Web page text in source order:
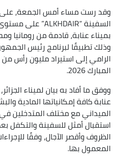
وقد رست مساء أمس الجمعة، على
بميناء عنابة، قادمة من رومانيا
وذلك تطبيقًا لبرنامج رئيس
الرامي إلى استيراد مليون رأس من
المبارك 2026.
ووفق ما أفاد به بيان لميناء
عنابة كافة إمكانياتها المادية
الميداني مع مختلف المتدخلين في
استقبال أمثل للسفينة والتكفل
الظروف وأقصر الآجال، وفقًا
المعمول بها.